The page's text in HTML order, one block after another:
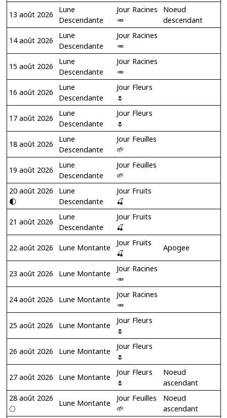
13 août 2026
Lune
Descendante
Jour Racines
🥕
Noeud
descendant
14 août 2026
Lune
Descendante
Jour Racines
🥕
15 août 2026
Lune
Descendante
Jour Racines
🥕
16 août 2026
Lune
Descendante
Jour Fleurs
🌷
17 août 2026
Lune
Descendante
Jour Fleurs
🌷
18 août 2026
Lune
Descendante
Jour Feuilles
🌱
19 août 2026
Lune
Descendante
Jour Feuilles
🌱
20 août 2026
🌓
Lune
Descendante
Jour Fruits
🍒
21 août 2026
Lune
Descendante
Jour Fruits
🍒
22 août 2026 Lune Montante
Jour Fruits
🍒
Apogee
23 août 2026 Lune Montante
Jour Racines
🥕
24 août 2026 Lune Montante
Jour Racines
🥕
25 août 2026 Lune Montante
Jour Fleurs
🌷
26 août 2026 Lune Montante
Jour Fleurs
🌷
27 août 2026 Lune Montante
Jour Fleurs
🌷
Noeud
ascendant
28 août 2026
🌕
Lune Montante
Jour Feuilles
🌱
Noeud
ascendant